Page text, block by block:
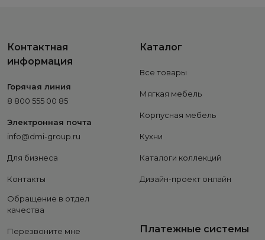
Контактная
информация
Горячая линия
8 800 555 00 85
Электронная почта
info@dmi-group.ru
Для бизнеса
Контакты
Обращение в отдел
качества
Перезвоните мне
Каталог
Все товары
Мягкая мебель
Корпусная мебель
Кухни
Каталоги коллекций
Дизайн-проект онлайн
Платежные системы